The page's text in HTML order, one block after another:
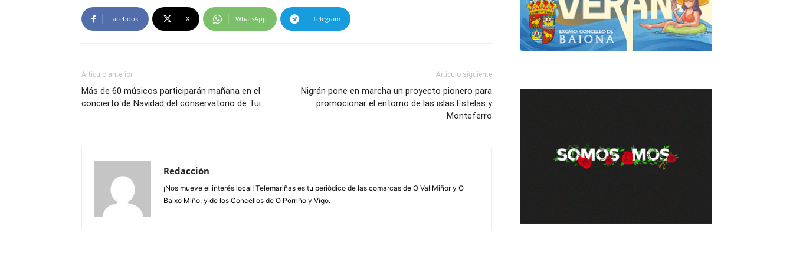
Facebook X WhatsApp Telegram
Artículo anterior
Más de 60 músicos participarán mañana en el
concierto de Navidad del conservatorio de Tui
Artículo siguiente
Nigrán pone en marcha un proyecto pionero para
promocionar el entorno de las islas Estelas y
Monteferro
Redacción
¡Nos mueve el interés local! Telemariñas es tu periódico de las comarcas de O Val Miñor y O
Baixo Miño, y de los Concellos de O Porriño y Vigo.